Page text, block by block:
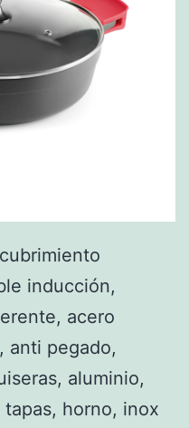
inducción,
acero
anti pegado,
aluminio,
horno, inox